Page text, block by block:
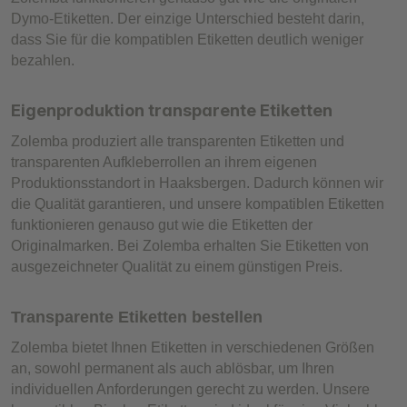
Dymo-Etiketten. Der einzige Unterschied besteht darin,
dass Sie für die kompatiblen Etiketten deutlich weniger
bezahlen.
Eigenproduktion transparente Etiketten
Zolemba produziert alle transparenten Etiketten und
transparenten Aufkleberrollen an ihrem eigenen
Produktionsstandort in Haaksbergen. Dadurch können wir
die Qualität garantieren, und unsere kompatiblen Etiketten
funktionieren genauso gut wie die Etiketten der
Originalmarken. Bei Zolemba erhalten Sie Etiketten von
ausgezeichneter Qualität zu einem günstigen Preis.
Transparente Etiketten bestellen
Zolemba bietet Ihnen Etiketten in verschiedenen Größen
an, sowohl permanent als auch ablösbar, um Ihren
individuellen Anforderungen gerecht zu werden. Unsere